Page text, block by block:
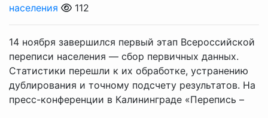
населения
112
14 ноября завершился первый этап Всероссийской
переписи населения — сбор первичных данных.
Статистики перешли к их обработке, устранению
дублирования и точному подсчету результатов. На
пресс-конференции в Калининграде «Перепись –